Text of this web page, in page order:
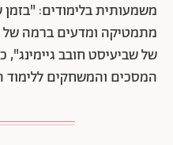
משמעותית בלימודים:
מתמטיקה ומדעים ברמה של
של שביעיסט חובב
המסכים והמשחקים ללימוד